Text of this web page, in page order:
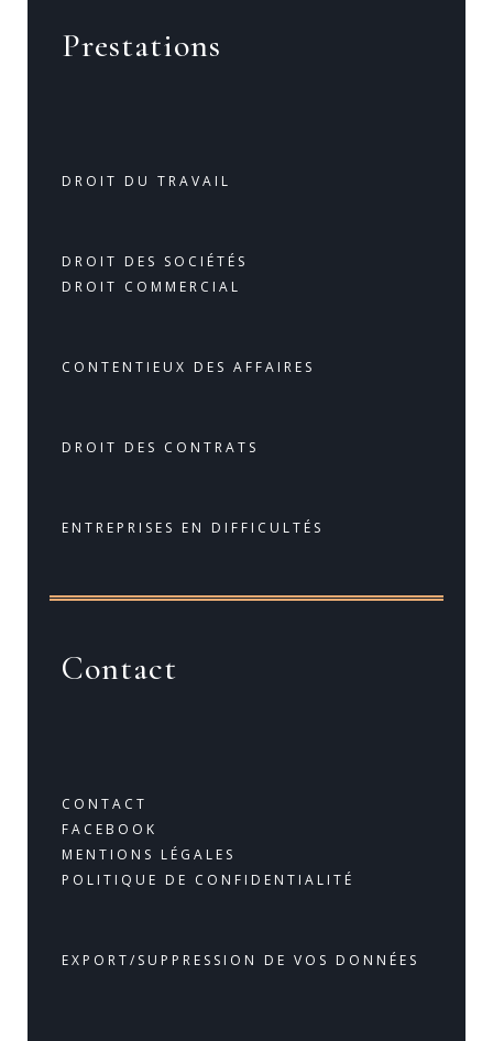
Prestations
DROIT DU TRAVAIL
DROIT DES SOCIÉTÉS
DROIT COMMERCIAL
CONTENTIEUX DES AFFAIRES
DROIT DES CONTRATS
ENTREPRISES EN DIFFICULTÉS
Contact
CONTACT
FACEBOOK
MENTIONS LÉGALES
POLITIQUE DE CONFIDENTIALITÉ
EXPORT/SUPPRESSION DE VOS DONNÉES